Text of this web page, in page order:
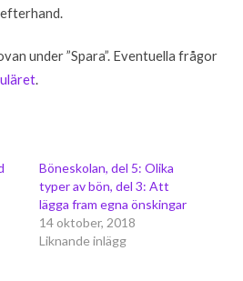
under ”Spara”. Eventuella frågor
.
Böneskolan, del 5: Olika
typer av bön, del 3: Att
lägga fram egna önskingar
14 oktober, 2018
Liknande inlägg